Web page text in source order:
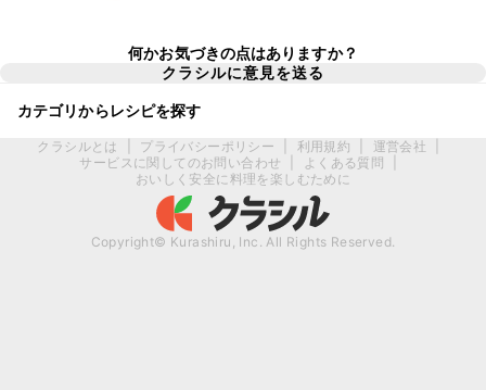
何かお気づきの点はありますか？
クラシルに意見を送る
カテゴリからレシピを探す
クラシルとは プライバシーポリシー 利用規約 運営会社
サービスに関してのお問い合わせ
よくある質問
おいしく安全に料理を楽しむために
Copyright© Kurashiru, Inc. All Rights Reserved.